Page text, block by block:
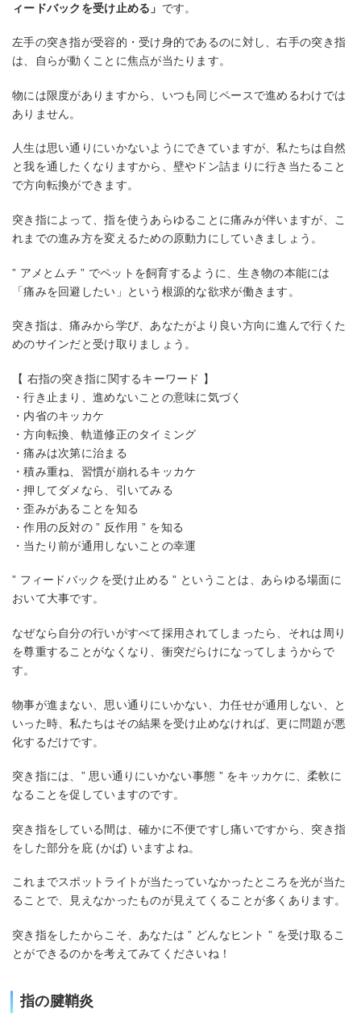
ィードバックを受け止める」 です。
左手の突き指が受容的・受け身的であるのに対し、右手の突き指
は、自らが動くことに焦点が当たります。
物には限度がありますから、いつも同じペースで進めるわけでは
ありません。
人生は思い通りにいかないようにできていますが、私たちは自然
と我を通したくなりますから、壁やドン詰まりに行き当たること
で方向転換ができます。
突き指によって、指を使うあらゆることに痛みが伴いますが、こ
れまでの進み方を変えるための原動力にしていきましょう。
” アメとムチ ” でペットを飼育するように、生き物の本能には
「痛みを回避したい」という根源的な欲求が働きます。
突き指は、痛みから学び、あなたがより良い方向に進んで行くた
めのサインだと受け取りましょう。
【 右指の突き指に関するキーワード 】
・行き止まり、進めないことの意味に気づく
・内省のキッカケ
・方向転換、軌道修正のタイミング
・痛みは次第に治まる
・積み重ね、習慣が崩れるキッカケ
・押してダメなら、引いてみる
・歪みがあることを知る
・作用の反対の ” 反作用 ” を知る
・当たり前が通用しないことの幸運
” フィードバックを受け止める ” ということは、あらゆる場面に
おいて大事です。
なぜなら自分の行いがすべて採用されてしまったら、それは周り
を尊重することがなくなり、衝突だらけになってしまうからで
す。
物事が進まない、思い通りにいかない、力任せが通用しない、と
いった時、私たちはその結果を受け止めなければ、更に問題が悪
化するだけです。
突き指には、” 思い通りにいかない事態 ” をキッカケに、柔軟に
なることを促していますのです。
突き指をしている間は、確かに不便ですし痛いですから、突き指
をした部分を庇 (かば) いますよね。
これまでスポットライトが当たっていなかったところを光が当た
ることで、見えなかったものが見えてくることが多くあります。
突き指をしたからこそ、あなたは ” どんなヒント ” を受け取るこ
とができるのかを考えてみてくださいね！
指の腱鞘炎